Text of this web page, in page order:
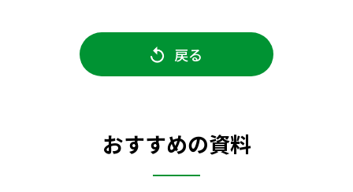
戻る
おすすめの資料